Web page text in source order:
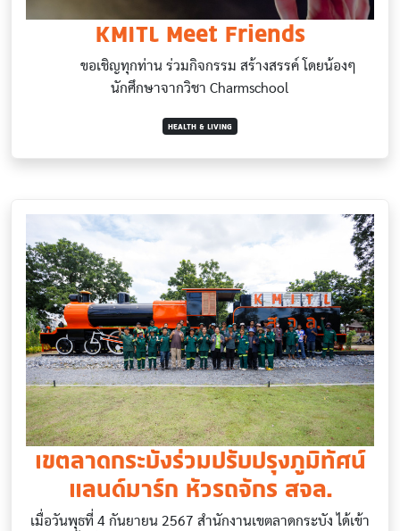
KMITL Meet Friends
ขอเชิญทุกท่าน ร่วมกิจกรรม สร้างสรรค์ โดยน้องๆ
นักศึกษาจากวิชา Charmschool
HEALTH & LIVING
เขตลาดกระบังร่วมปรับปรุงภูมิทัศน์
แลนด์มาร์ก หัวรถจักร สจล.
เมื่อวันพุธที่ 4 กันยายน 2567 สำนักงานเขตลาดกระบัง ได้เข้า